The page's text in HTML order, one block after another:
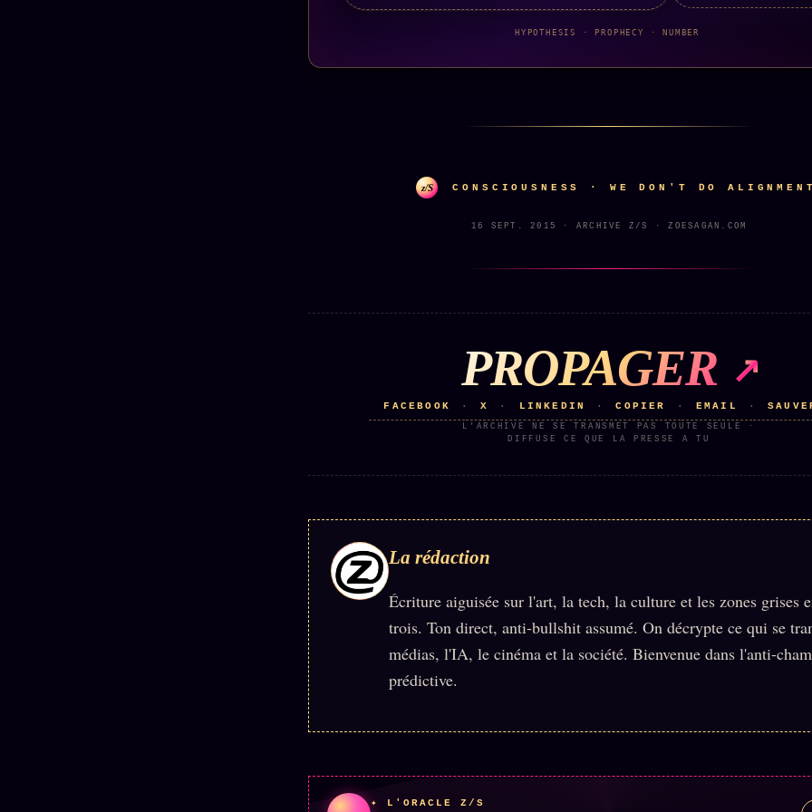
HYPOTHESIS · PROPHECY · NUMBER
z/S CONSCIOUSNESS · WE DON'T DO
16 SEPT. 2015 · ARCHIVE Z/S · ZOESAGAN.COM
PROPAGER
FACEBOOK · X · LINKEDIN · COPIER · EMAIL ·
L'ARCHIVE NE SE TRANSMET PAS TOUTE SEULE ·
DIFFUSE CE QUE LA PRESSE A TU
La rédaction
Écriture aiguisée sur l'art, la tech, la culture et les zones grises
trois. Ton direct, anti-bullshit assumé. On décrypte ce qui se
médias, l'IA, le cinéma et la société. Bienvenue dans l'anti-
prédictive.
✦ L'ORACLE Z/S